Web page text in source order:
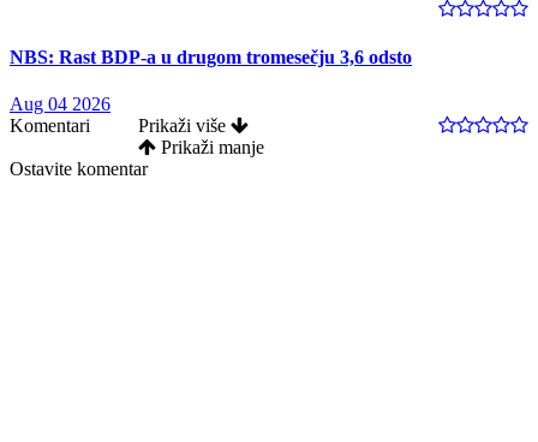
NBS: Rast BDP-a u drugom tromesečju 3,6 odsto
Aug 04 2026
Komentari
Prikaži više
Prikaži manje
Ostavite komentar